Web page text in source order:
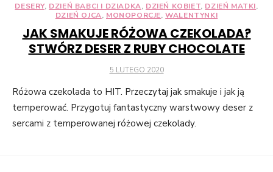
DESERY, DZIEŃ BABCI I DZIADKA, DZIEŃ KOBIET, DZIEŃ MATKI,
DZIEŃ OJCA, MONOPORCJE,WALENTYNKI
JAK SMAKUJE RÓŻOWA CZEKOLADA?
STWÓRZ DESER Z RUBY CHOCOLATE
POSTED
5 LUTEGO 2020
Różowa czekolada to HIT. Przeczytaj jak smakuje i jak ją
temperować. Przygotuj fantastyczny warstwowy deser z
sercami z temperowanej różowej czekolady.